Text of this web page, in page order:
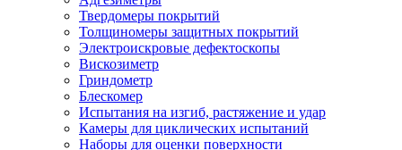
Твердомеры покрытий
Толщиномеры защитных покрытий
Электроискровые дефектоскопы
Вискозиметр
Гриндометр
Блескомер
Испытания на изгиб, растяжение и удар
Камеры для циклических испытаний
Наборы для оценки поверхности